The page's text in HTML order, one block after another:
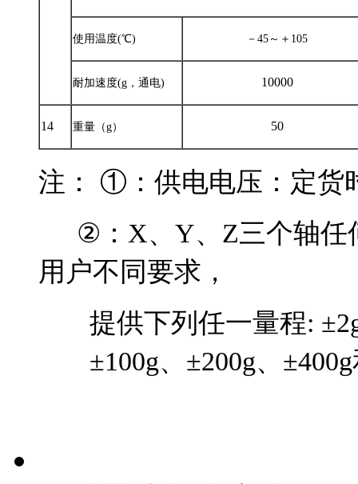
使用温度(℃) － 45 ～＋ 105
耐加速度(g ，通电) 10000
14 重量（g） 50
注：
①：供电电压：定货
②： X、 Y、 Z三个轴任
用户不同要求，
提供下列任一量程: ±
±100g、±200g、±400g